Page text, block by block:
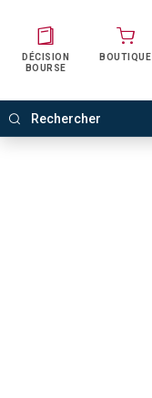
DÉCISION
BOURSE
BOUTIQUE